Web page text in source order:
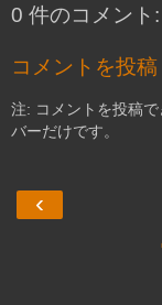
0 件のコメント:
コメントを投稿
注: コメントを投稿
バーだけです。
‹